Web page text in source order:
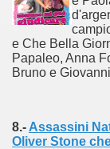
e Che Bella
Papaleo, Anna
Bruno e
8.- Assassini
Oliver Stone
è riuscito